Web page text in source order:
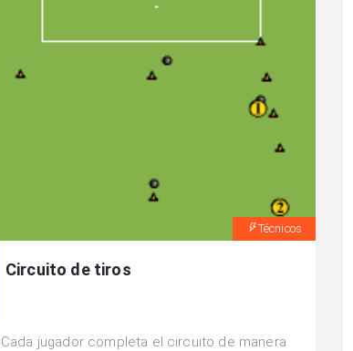
Técnicos
Circuito de tiros
Cada jugador completa el circuito de manera